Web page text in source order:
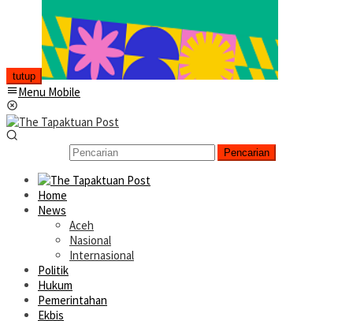
tutup
Menu Mobile
Pencarian
Home
News
Aceh
Nasional
Internasional
Politik
Hukum
Pemerintahan
Ekbis